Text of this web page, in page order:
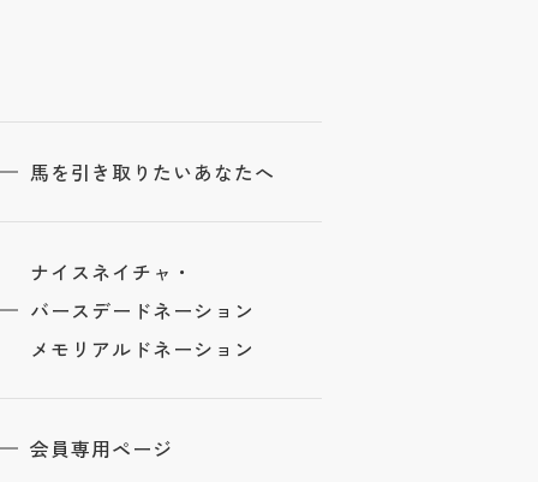
馬を引き取りたいあなたへ
ナイスネイチャ・
バースデードネーション
メモリアルドネーション
会員専用ページ